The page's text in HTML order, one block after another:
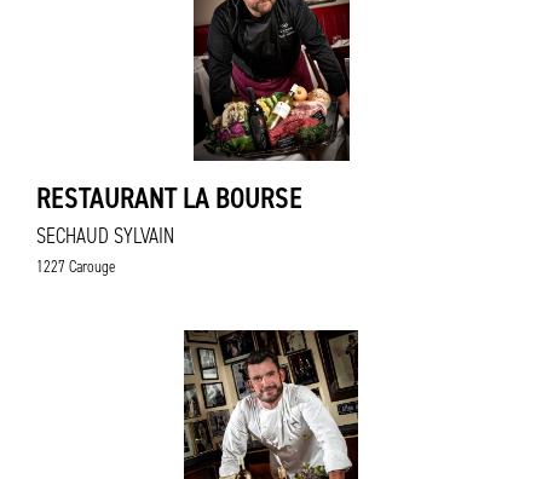
RESTAURANT LA BOURSE
SECHAUD SYLVAIN
1227 Carouge